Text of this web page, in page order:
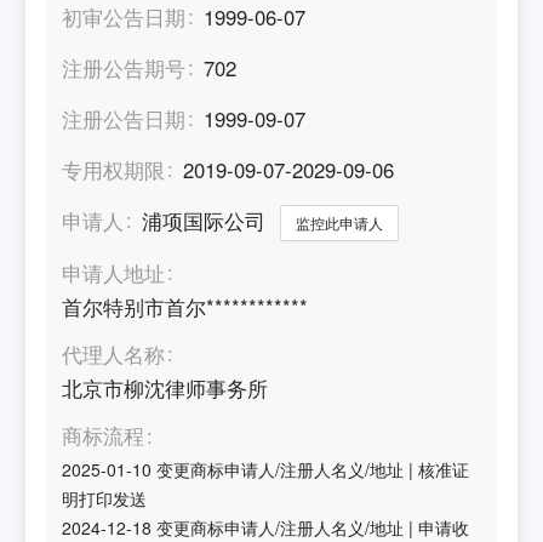
初审公告日期
1999-06-07
注册公告期号
702
注册公告日期
1999-09-07
专用权期限
2019-09-07-2029-09-06
申请人
浦项国际公司 监控此申请人
申请人地址
首尔特别市首尔************
代理人名称
北京市柳沈律师事务所
商标流程
2025-01-10 变更商标申请人/注册人名义/地址 |核准证
明打印发送
2024-12-18 变更商标申请人/注册人名义/地址 |申请收